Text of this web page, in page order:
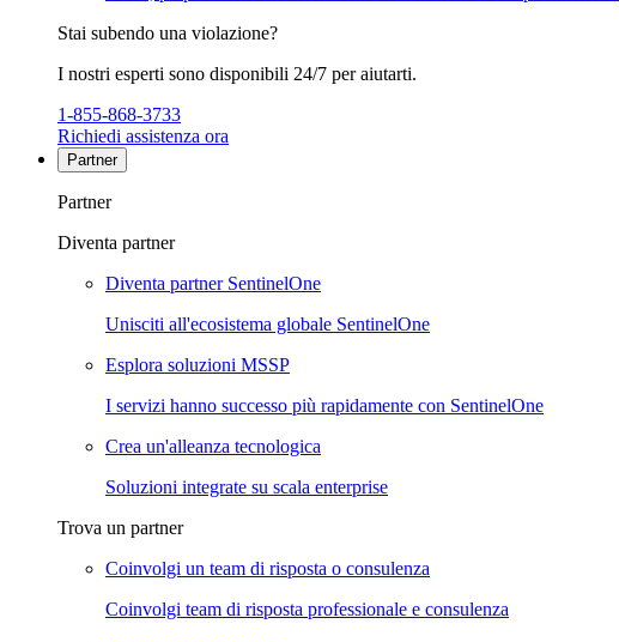
Stai subendo una violazione?
I nostri esperti sono disponibili 24/7 per aiutarti.
1-855-868-3733
Richiedi assistenza ora
Partner
Partner
Diventa partner
Diventa partner SentinelOne
Unisciti all'ecosistema globale SentinelOne
Esplora soluzioni MSSP
I servizi hanno successo più rapidamente con SentinelOne
Crea un'alleanza tecnologica
Soluzioni integrate su scala enterprise
Trova un partner
Coinvolgi un team di risposta o consulenza
Coinvolgi team di risposta professionale e consulenza